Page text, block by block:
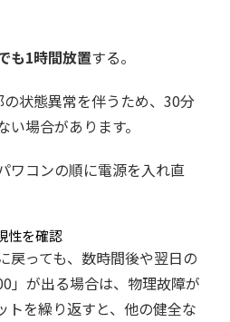
も1時間放置する。
状態異常を伴うため、30分
場合があります。
ワコンの順に電源を入れ直
性を確認
戻っても、数時間後や翌日の
」が出る場合は、物理故障が
トを繰り返すと、他の健全な